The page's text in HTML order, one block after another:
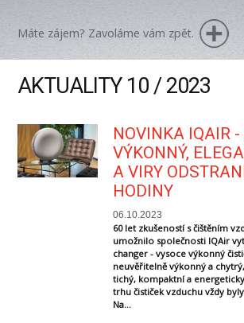
Máte zájem? Zavoláme vám zpět.
AKTUALITY 10 / 2023
NOVINKA IQAIR
VÝKONNÝ,
A VIRY
HODINY
06.10.2023
60 let zkušeností s čištěním
umožnilo společnosti IQAir
changer - vysoce výkonný
neuvěřitelně výkonný a
tichý, kompaktní a
trhu čističek vzduchu vždy
Na...